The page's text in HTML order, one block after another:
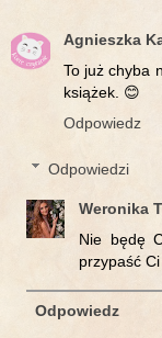
Agnieszka
To już chyba
książek. 😊
Odpowiedz
Odpowiedzi
Weronika
Nie będę
przypaść Ci
Odpowiedz